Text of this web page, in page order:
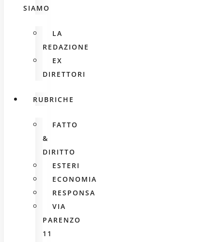
SIAMO
LA
REDAZIONE
EX
DIRETTORI
RUBRICHE
FATTO
&
DIRITTO
ESTERI
ECONOMIA
RESPONSA
VIA
PARENZO
11